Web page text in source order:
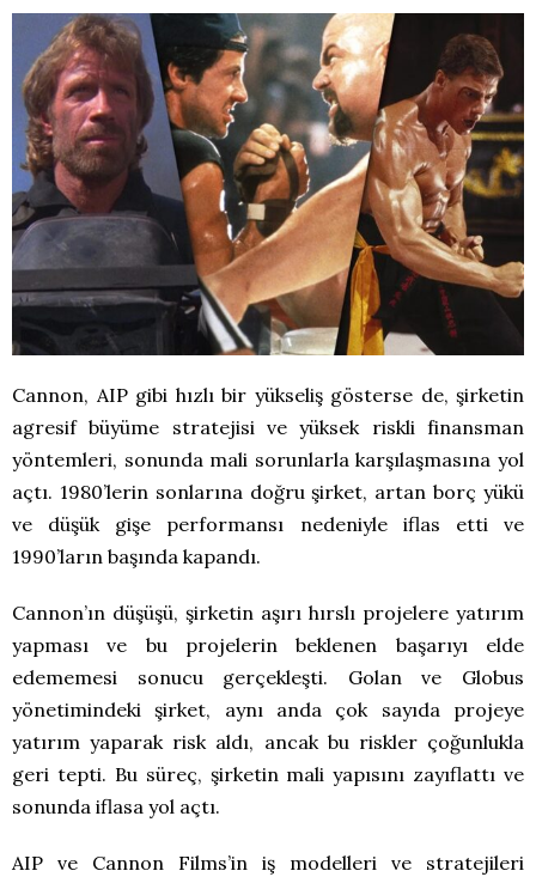
Cannon, AIP gibi hızlı bir yükseliş gösterse de, şirketin
agresif büyüme stratejisi ve yüksek riskli finansman
yöntemleri, sonunda mali sorunlarla karşılaşmasına yol
açtı. 1980’lerin sonlarına doğru şirket, artan borç yükü
ve düşük gişe performansı nedeniyle iflas etti ve
1990’ların başında kapandı.
Cannon’ın düşüşü, şirketin aşırı hırslı projelere yatırım
yapması ve bu projelerin beklenen başarıyı elde
edememesi sonucu gerçekleşti. Golan ve Globus
yönetimindeki şirket, aynı anda çok sayıda projeye
yatırım yaparak risk aldı, ancak bu riskler çoğunlukla
geri tepti. Bu süreç, şirketin mali yapısını zayıflattı ve
sonunda iflasa yol açtı.
AIP ve Cannon Films’in iş modelleri ve stratejileri